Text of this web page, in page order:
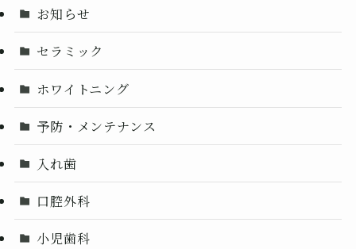
お知らせ
セラミック
ホワイトニング
予防・メンテナンス
入れ歯
口腔外科
小児歯科